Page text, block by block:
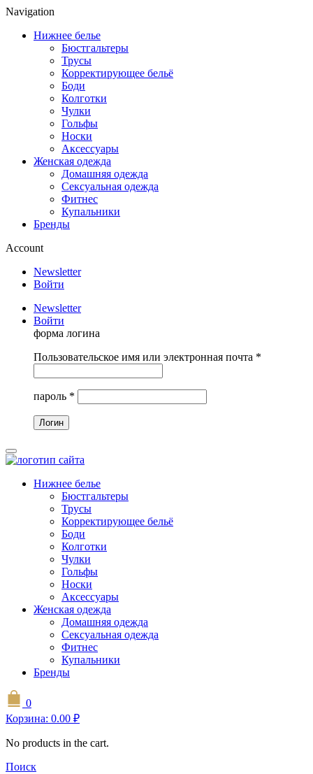
Navigation
Нижнее белье
Бюстгальтеры
Трусы
Корректирующее бельё
Боди
Колготки
Чулки
Гольфы
Носки
Аксессуары
Женская одежда
Домашняя одежда
Сексуальная одежда
Фитнес
Купальники
Бренды
Account
Newsletter
Войти
Newsletter
Войти
форма логина
Пользовательское имя или электронная почта *
пароль *
Нижнее белье
Бюстгальтеры
Трусы
Корректирующее бельё
Боди
Колготки
Чулки
Гольфы
Носки
Аксессуары
Женская одежда
Домашняя одежда
Сексуальная одежда
Фитнес
Купальники
Бренды
0
Корзина: 0.00 ₽
No products in the cart.
Поиск